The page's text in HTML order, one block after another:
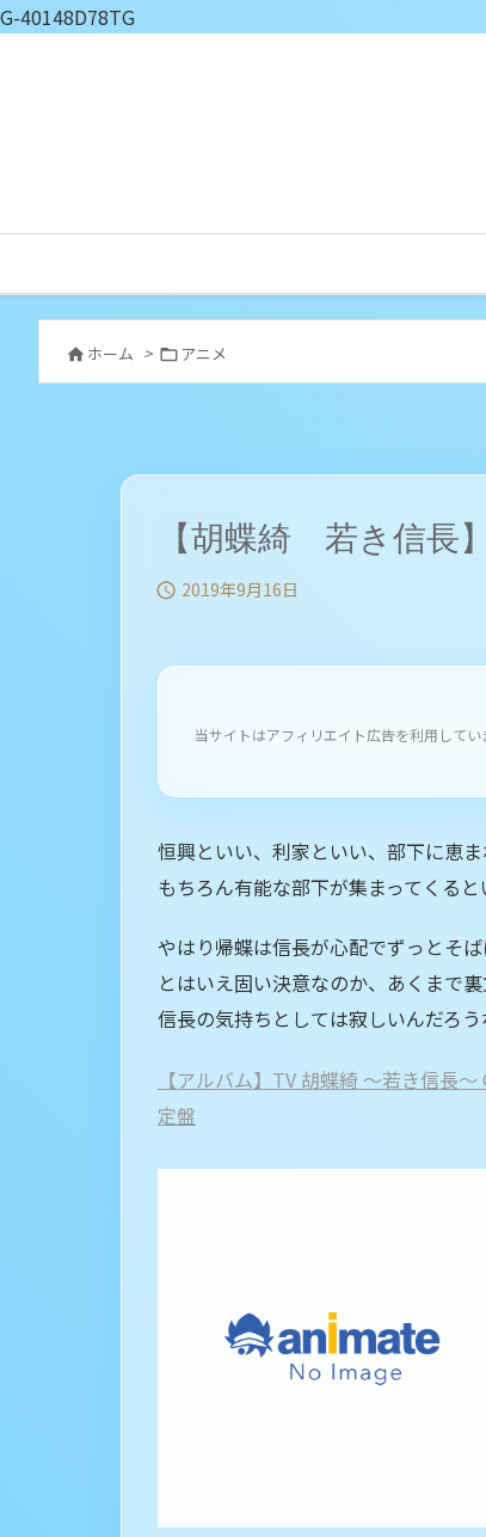
G-40148D78TG
 ホーム > アニメ
【胡蝶綺 若き信長
 2019年9月16日
当サイトはアフィリエイト広告を利用してい
恒興といい、利家といい、部下に恵
もちろん有能な部下が集まってくる
やはり帰蝶は信長が心配でずっとそば
とはいえ固い決意なのか、あくまで裏
信長の気持ちとしては寂しいんだろう
【アルバム】TV 胡蝶綺 ～若き信長
定盤